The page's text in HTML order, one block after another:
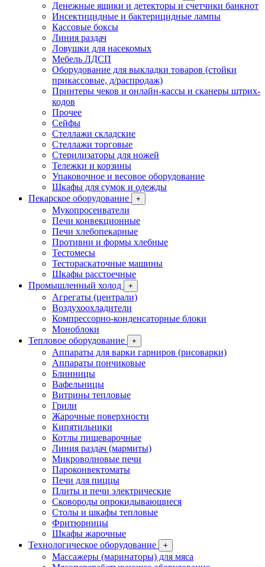
Денежные ящики и детекторы и счетчики банкнот
Инсектицидные и бактерицидные лампы
Кассовые боксы
Линия раздач
Ловушки для насекомых
Мебель ЛДСП
Оборудование для выкладки товаров (стойки
прикассовые, д/распродаж)
Принтеры чеков и онлайн-кассы и сканеры штрих-
кодов
Прочее
Сейфы
Стеллажи складские
Стеллажи торговые
Стерилизаторы для ножей
Тележки и корзины
Упаковочное и весовое оборудование
Шкафы для сумок и одежды
Пекарское оборудование
+
Мукопросеиватели
Печи конвекционные
Печи хлебопекарные
Противни и формы хлебные
Тестомесы
Тестораскаточные машины
Шкафы расстоечные
Промышленный холод
+
Агрегаты (централи)
Воздухоохладители
Компрессорно-конденсаторные блоки
Моноблоки
Тепловое оборудование
+
Аппараты для варки гарниров (рисоварки)
Аппараты пончиковые
Блинницы
Вафельницы
Витрины тепловые
Грили
Жарочные поверхности
Кипятильники
Котлы пищеварочные
Линия раздач (мармиты)
Микроволновые печи
Пароконвектоматы
Печи для пиццы
Плиты и печи электрические
Сковороды опрокидывающиеся
Столы и шкафы тепловые
Фритюрницы
Шкафы жарочные
Технологическое оборудование
+
Массажеры (маринаторы) для мяса